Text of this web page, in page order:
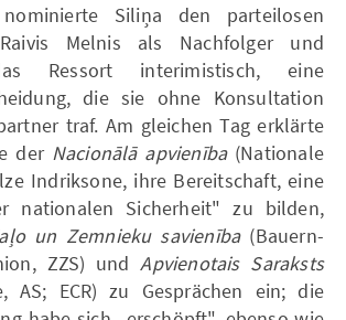
Siliņa den parteilosen
Melnis als Nachfolger und
Ressort interimistisch, eine
die sie ohne Konsultation
traf. Am gleichen Tag erklärte
der Nacionālā apvienība(Nationale
Indriksone, ihre Bereitschaft, eine
nationalen Sicherheit" zu bilden,
un Zemnieku savienība(Bauern-
ZZS) undApvienotais Saraksts
AS; ECR) zu Gesprächen ein; die